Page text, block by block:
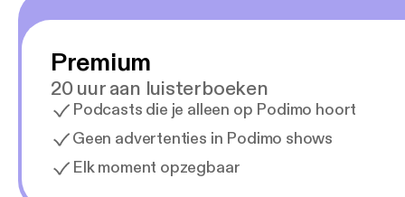
Premium
20 uur aan luisterboeken
Podcasts die je alleen op Podimo hoort
Geen advertenties in Podimo shows
Elk moment opzegbaar